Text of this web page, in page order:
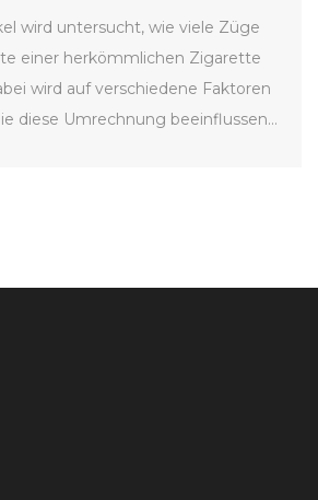
entschlüsselter Vergleich
wird untersucht, wie viele Züge
einer herkömmlichen Zigarette
wird auf verschiedene Faktoren
diese Umrechnung beeinflussen